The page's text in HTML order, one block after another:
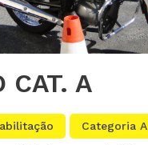
CAT. A
Categoria A